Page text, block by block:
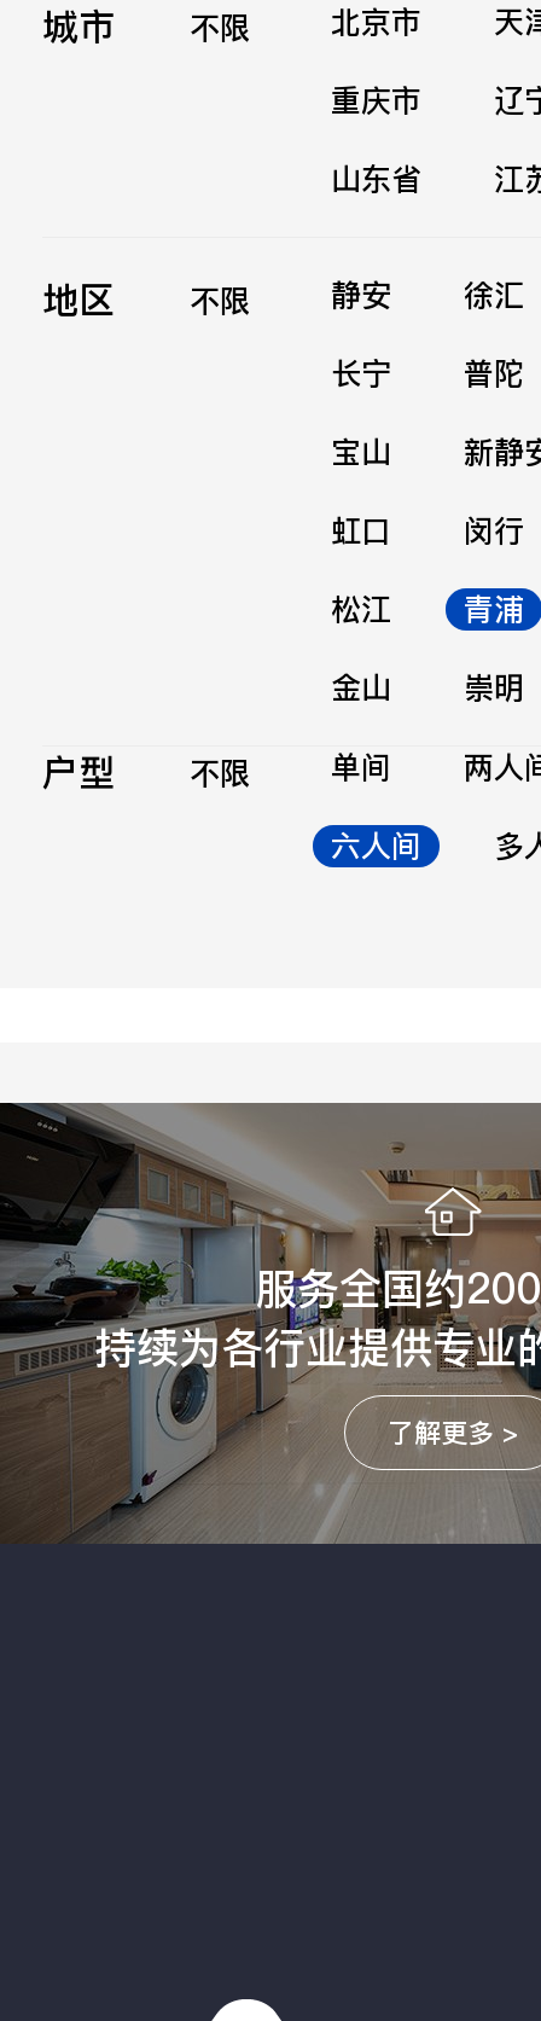
城市 不限 北京市
天
重庆市
辽
山东省
江
地区 不限 静安
徐汇
长宁
普陀
宝山
新静
虹口
闵行
松江
青浦
金山
崇明
户型 不限 单间
两人
六人间
多
服务全国约
持续为各行业提供专业
了解更多 >